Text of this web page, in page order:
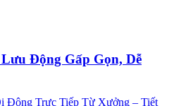
Động Gấp Gọn, Dễ